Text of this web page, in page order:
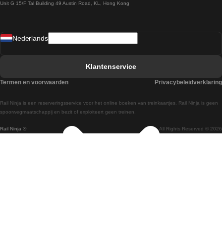
Treinen van Praag naar Wenen
Treinen van Wenen naar Salzburg
Treinen van Wenen naar Praag
Unit G 15/F Tal Building 49 Austin Road, KL, Hong Kong
Rail Ninja ® All Rights Reserved © 2026
Rail Ninja is een reserveringsservice voor het online boeken van treinkaartjes. Rail Ninja is geen
spoorwegmaatschappij en bezit of exploiteert geen treinen.
Nederlands
Klantenservice
Termen en voorwaarden Privacybeleidverklaring